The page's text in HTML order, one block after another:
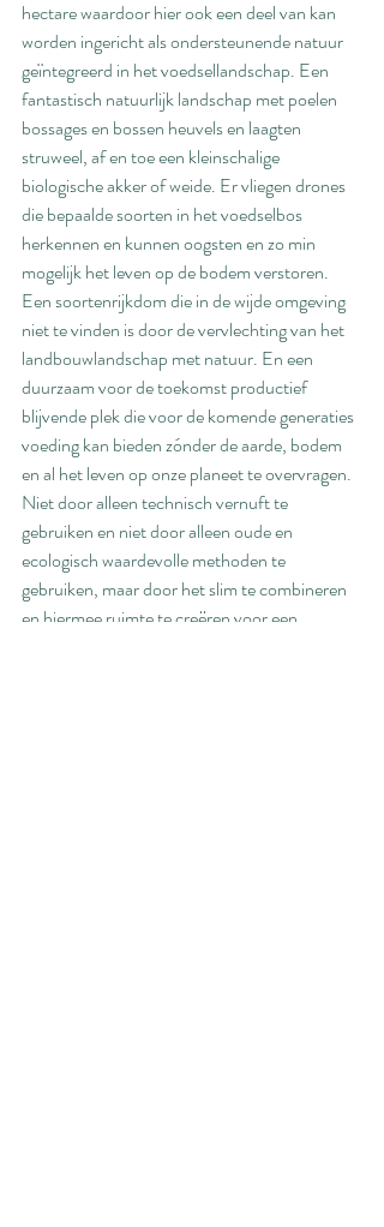
hectare waardoor hier ook een deel van kan
worden ingericht als ondersteunende natuur
geïntegreerd in het voedsellandschap. Een
fantastisch natuurlijk landschap met poelen
bossages en bossen heuvels en laagten
struweel, af en toe een kleinschalige
biologische akker of weide. Er vliegen drones
die bepaalde soorten in het voedselbos
herkennen en kunnen oogsten en zo min
mogelijk het leven op de bodem verstoren.
Een soortenrijkdom die in de wijde omgeving
niet te vinden is door de vervlechting van het
landbouwlandschap met natuur. En een
duurzaam voor de toekomst productief
blijvende plek die voor de komende generaties
voeding kan bieden zónder de aarde, bodem
en al het leven op onze planeet te overvragen.
Niet door alleen technisch vernuft te
gebruiken en niet door alleen oude en
ecologisch waardevolle methoden te
gebruiken, maar door het slim te combineren
en hiermee ruimte te creëren voor een